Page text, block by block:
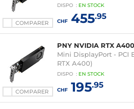
COMPARER
DISPO : EN STOCK
CHF455.95
COMPARER
PNY NVIDIA RTX
Mini DisplayPort - PCI
RTX A400)
DISPO : EN STOCK
CHF195.95